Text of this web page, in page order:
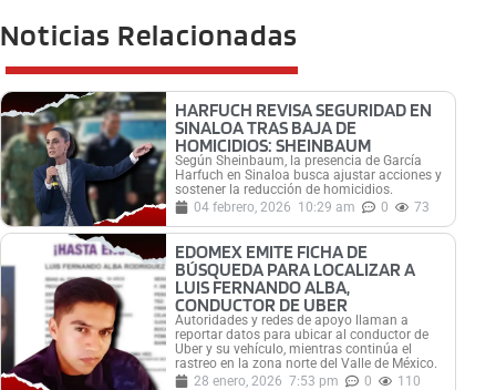
Noticias Relacionadas
HARFUCH REVISA SEGURIDAD EN
SINALOA TRAS BAJA DE
HOMICIDIOS: SHEINBAUM
Según Sheinbaum, la presencia de García
Harfuch en Sinaloa busca ajustar acciones y
sostener la reducción de homicidios.
04 febrero, 2026 10:29 am 0 73
EDOMEX EMITE FICHA DE
BÚSQUEDA PARA LOCALIZAR A
LUIS FERNANDO ALBA,
CONDUCTOR DE UBER
Autoridades y redes de apoyo llaman a
reportar datos para ubicar al conductor de
Uber y su vehículo, mientras continúa el
rastreo en la zona norte del Valle de México.
28 enero, 2026 7:53 pm 0 110